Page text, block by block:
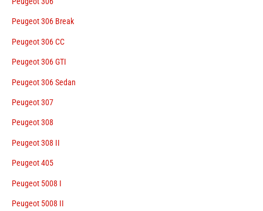
Peugeot 306 Break
Peugeot 306 CC
Peugeot 306 GTI
Peugeot 306 Sedan
Peugeot 307
Peugeot 308
Peugeot 308 II
Peugeot 405
Peugeot 5008 I
Peugeot 5008 II